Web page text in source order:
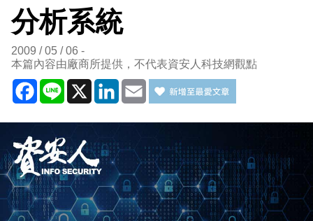
分析系統
2009 / 05 / 06
本篇內容由廠商所提供，不代表資安人科技網觀點
Facebook
Line X LinkedIn
Email